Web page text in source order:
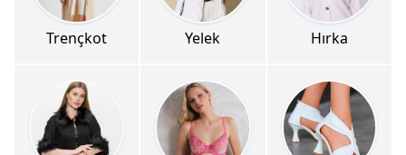
Trençkot Yelek Hırka